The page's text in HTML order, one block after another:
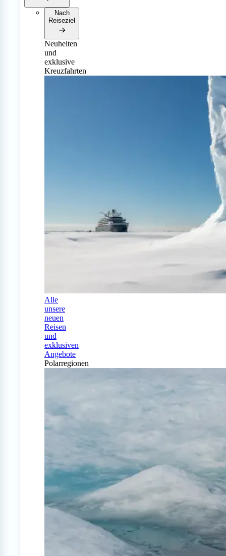
Nach
Reiseziel
Neuheiten
und
exklusive
Kreuzfahrten
Alle
unsere
neuen
Reisen
und
exklusiven
Angebote
Polarregionen